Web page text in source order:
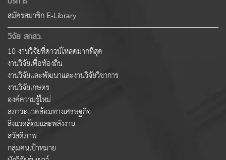
สมัครสมาชิก E-Library
วิจัย สกสว.
10 งานวิจัยที่ดาวน์โหลดมากที่สุด
งานวิจัยเพื่อท้องถิ่น
งานวิจัยและพัฒนาและงานวิจัยวิชาการ
งานวิจัยเกษตร
องค์ความรู้ใหม่
สภาวะแวดล้อมทางเศรษฐกิจ
สิ่งแวดล้อมและพลังงาน
สวัสดิภาพ
กลุ่มคนเป้าหมาย